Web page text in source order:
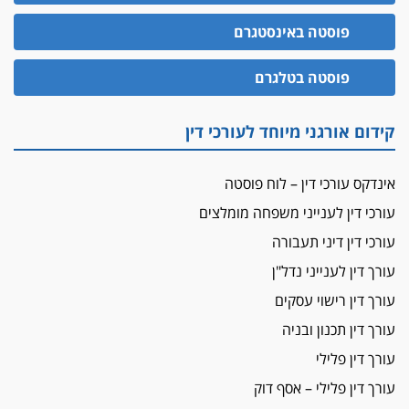
זוכה עורך-דין שהשווה את ברק לסינוואר ואת
"הבמות של קפלן" לחמאס
מאסר לעורך הדין
מאסר בפועל לעו"ד מהצפון שהגיש תביעות
על המידתיות
עורכת-דין שהביעה שמחה ב-7 באוקטובר
אשם
עו"ד הלל בבייב הורשע בהונאת עשרות לקוחות,
ההסדר: 7-9 שנות מאסר
דין ומקרקעין
נדל"ן
"אני מכינה 5-6 ג'וינטים ביום"
תובעת משטרתית פוטרה בחשד לעישון סמים
פוסטה באינסטגרם
פוסטה בטלגרם
קידום אורגני מיוחד לעורכי דין
אינדקס עורכי דין – לוח פוסטה
עורכי דין לענייני משפחה מומלצים
עורכי דין דיני תעבורה
עורך דין לענייני נדל"ן
עורך דין רישוי עסקים
עורך דין תכנון ובניה
עורך דין פלילי
עורך דין פלילי – אסף דוק